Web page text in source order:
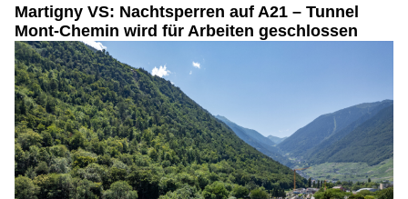
Martigny VS: Nachtsperren auf A21 – Tunnel
Mont-Chemin wird für Arbeiten geschlossen